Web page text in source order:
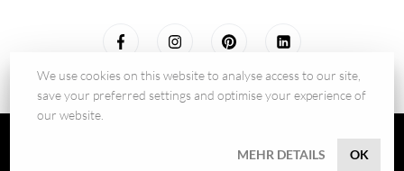
© 2026 - BILTON LEDON Technology GmbH
We use cookies on this website to analyse access to our site,
save your preferred settings and optimise your experience of
our website.
MEHR DETAILS OK